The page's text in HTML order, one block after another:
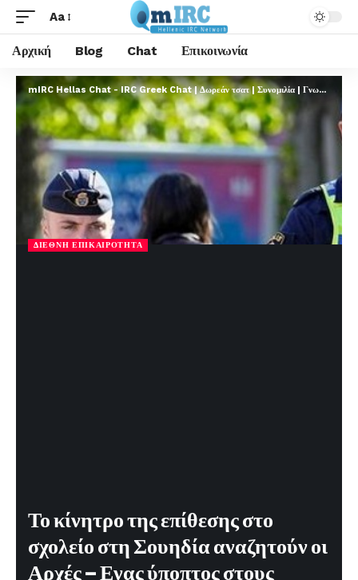
Aa
Αρχική Blog Chat Επικοινωνία
mIRC Hellas Chat - IRC Greek Chat | Δωρεάν τσατ | Συνομιλία | Γνωριμίες | FREE
ΔΙΕΘΝΉ ΕΠΙΚΑΙΡΌΤΗΤΑ
Το κίνητρο της επίθεσης στο
σχολείο στη Σουηδία αναζητούν οι
Αρχές – Ενας ύποπτος στους